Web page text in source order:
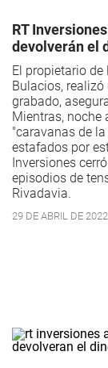
RT
devolverán el
El propietario de
Bulacios,
grabado,
Mientras, noche
"caravanas de
estafados por
Inversiones
episodios de
Rivadavia.
29 DE ABRIL DE